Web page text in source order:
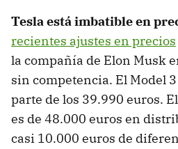
Tesla está imbatible en
recientes ajustes en precios
la compañía de Elon Musk
sin competencia. El Model
parte de los 39.990 euros. El
es de 48.000 euros en
casi 10.000 euros de